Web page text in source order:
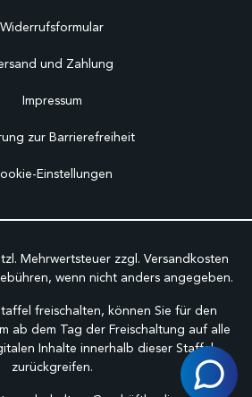
Widerrufsformular
und Zahlung
Impressum
zur Barrierefreiheit
Einstellungen
Mehrwertsteuer zzgl. Versandkosten
wenn nicht anders angegeben.
freischalten, können Sie für den
ab dem Tag der Freischaltung auf alle
Inhalte innerhalb dieser Staffel
zurückgreifen.